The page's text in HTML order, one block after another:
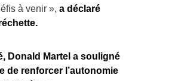
à venir », a déclaré
Donald Martel a souligné
de renforcer l’autonomie